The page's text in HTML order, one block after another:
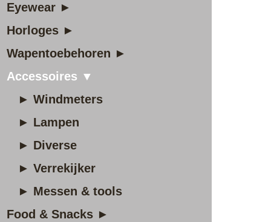
Eyewear ►
Horloges ►
Wapentoebehoren ►
Accessoires ▼
► Windmeters
► Lampen
► Diverse
► Verrekijker
► Messen & tools
Food & Snacks ►